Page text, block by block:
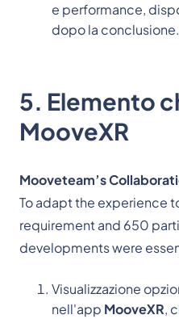
e performance,
dopo la conclusione.
5. Elemento
MooveXR
Mooveteam’s
To adapt the experience
requirement and 650
developments were
Visualizzazione
nell'app MooveXR,